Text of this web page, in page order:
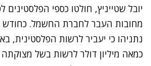
יובל שטייניץ, חולטו כספי הפלסטינים
מחובות העבר לחברת החשמל. כחודש
נתניהו כי יעביר לרשות הפלסטינית,
כמאה מיליון דולר לרשות בשל